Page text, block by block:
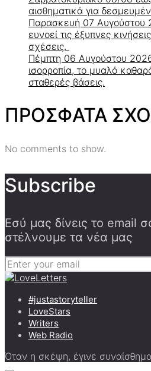
αισθηματικά για
Παρασκευή 07 Αυγούστου
ευνοεί τις έξυπνες
σχέσεις.
Πέμπτη 06 Αυγούστου
ισορροπία, το μυαλό
σταθερές βάσεις.
ΠΡΟΣΦΑΤΑ
No comments to show.
Subscribe
Εσύ μας δίνεις το email
στέλνουμε τα νέα μας
#justastoryteller
LoveStars
Writers
Web Radio
Όταν η σκέψη, έγινε συναίσθημα